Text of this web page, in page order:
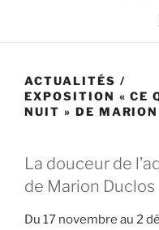
ACTUALITÉS /
EXPOSITION « CE
NUIT » DE MARION
La douceur de
de Marion Duclos
Du 17 novembre au 2